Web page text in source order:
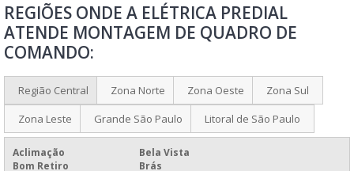
VENDA DE QUADROS E PAINÉIS ELÉTRICOS
MANUTENÇÃO ELÉTRICA PREDIAL E INDUSTRIAL
FABRICAÇÃO DE QUADROS ELÉTRICOS
FABRICANTE DE QUADROS ELÉTRICOS
MONTAGEM DE QUADRO DE DISJUNTORES
MONTAGEM DE QUADRO DE DISTRIBUIÇÃO
REGIÕES ONDE A ELÉTRICA PREDIAL
ATENDE MONTAGEM DE QUADRO DE
COMANDO:
Região Central Zona Norte Zona Oeste
Zona Sul
Zona Leste
Grande São Paulo Litoral de São Paulo
Aclimação
Bela Vista
Bom Retiro
Brás